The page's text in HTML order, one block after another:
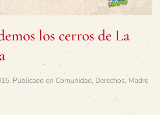
los cerros de La
. Publicado en Comunidad, Derechos, Madre